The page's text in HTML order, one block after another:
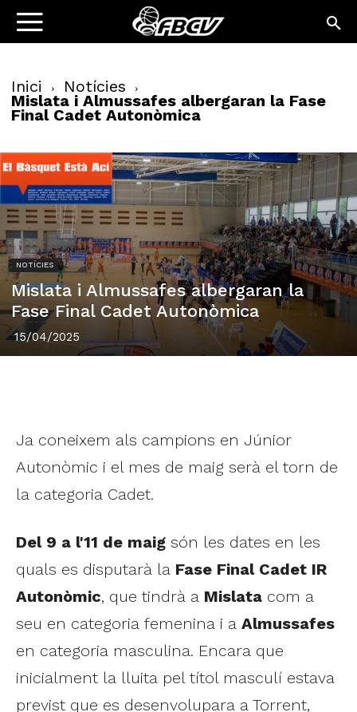
Inici Notícies
Mislata i Almussafes albergaran la Fase
Final Cadet Autonòmica
NOTÍCIES
Mislata i Almussafes albergaran la
Fase Final Cadet Autonòmica
15/04/2025
Ja coneixem als campions en Júnior
Autonòmic i el mes de maig serà el torn de
la categoria Cadet.
Del 9 a l'11 de maig són les dates en les
quals es disputarà la Fase Final Cadet IR
Autonòmic, que tindrà a Mislata com a
seu en categoria femenina i a Almussafes
en categoria masculina. Encara que
inicialment la lluita pel títol masculí estava
previst que es desenvolupara a Torrent,